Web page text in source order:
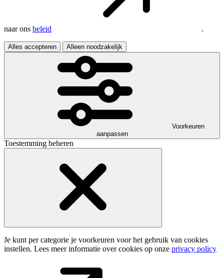
naar ons beleid .
Alles accepteren Alleen noodzakelijk
Voorkeuren
aanpassen
Toestemming beheren
Je kunt per categorie je voorkeuren voor het gebruik van cookies
instellen. Lees meer informatie over cookies op onze privacy policy